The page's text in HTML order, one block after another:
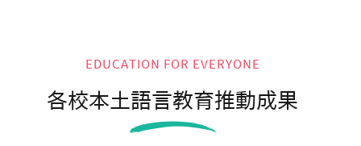
EDUCATION FOR EVERYONE
各校本土語言教育推動成果